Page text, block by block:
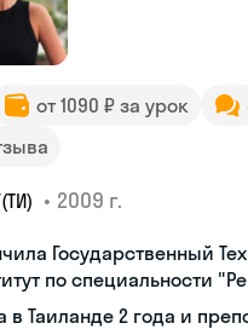
от 1090 ₽ за урок
• 2009 г.
Государственный
по специальности
в Таиланде 2 года и